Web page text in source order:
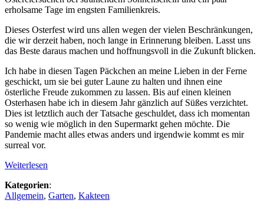
erholsame Tage im engsten Familienkreis.
Dieses Osterfest wird uns allen wegen der vielen Beschränkungen,
die wir derzeit haben, noch lange in Erinnerung bleiben. Lasst uns
das Beste daraus machen und hoffnungsvoll in die Zukunft blicken.
Ich habe in diesen Tagen Päckchen an meine Lieben in der Ferne
geschickt, um sie bei guter Laune zu halten und ihnen eine
österliche Freude zukommen zu lassen. Bis auf einen kleinen
Osterhasen habe ich in diesem Jahr gänzlich auf Süßes verzichtet.
Dies ist letztlich auch der Tatsache geschuldet, dass ich momentan
so wenig wie möglich in den Supermarkt gehen möchte. Die
Pandemie macht alles etwas anders und irgendwie kommt es mir
surreal vor.
Weiterlesen
Kategorien:
Allgemein, Garten, Kakteen